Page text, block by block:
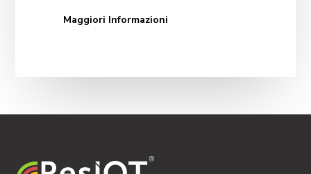
Maggiori Informazioni